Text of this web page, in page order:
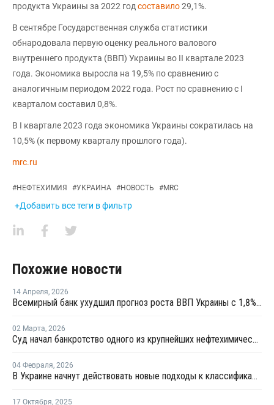
продукта Украины за 2022 год составило29,1%.
В сентябре Государственная служба статистики
обнародовала первую оценку реального валового
внутреннего продукта (ВВП) Украины во II квартале 2023
года. Экономика выросла на 19,5% по сравнению с
аналогичным периодом 2022 года. Рост по сравнению с I
кварталом составил 0,8%.
В I квартале 2023 года экономика Украины сократилась на
10,5% (к первому кварталу прошлого года).
mrc.ru
#НЕФТЕХИМИЯ #УКРАИНА #НОВОСТЬ #MRC
+Добавить все теги в фильтр
Похожие новости
14 Апреля, 2026
Всемирный банк ухудшил прогноз роста ВВП Украины с 1,8% до 1,2% в 2026 году
02 Марта, 2026
Суд начал банкротство одного из крупнейших нефтехимических заводов Украины
04 Февраля, 2026
В Украине начнут действовать новые подходы к классификации пластика для защиты окружающей среды
17 Октября, 2025